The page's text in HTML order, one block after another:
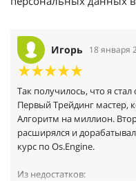
Игорь 18 января
Так получилось, что я
Первый Трейдинг мастер,
Алгоритм на миллион.
расширялся и
курс по Os.Engine.
Из недостатков: